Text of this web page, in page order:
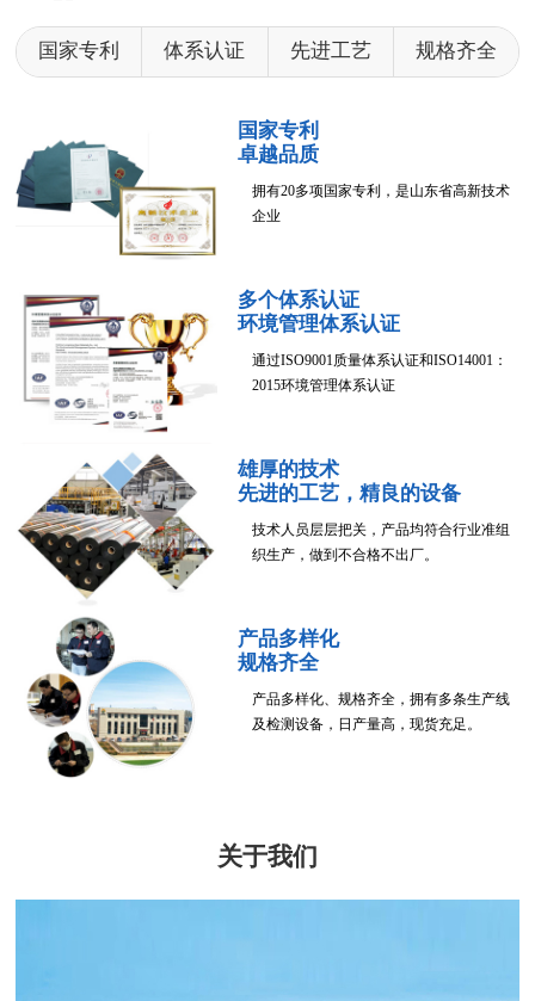
国家专利 体系认证 先进工艺 规格齐全
国家专利
卓越品质
拥有20多项国家专利，是山东省高新技术
企业
多个体系认证
环境管理体系认证
通过ISO9001质量体系认证和ISO14001：
2015环境管理体系认证
雄厚的技术
先进的工艺，精良的设备
技术人员层层把关，产品均符合行业准组
织生产，做到不合格不出厂。
产品多样化
规格齐全
产品多样化、规格齐全，拥有多条生产线
及检测设备，日产量高，现货充足。
关于我们